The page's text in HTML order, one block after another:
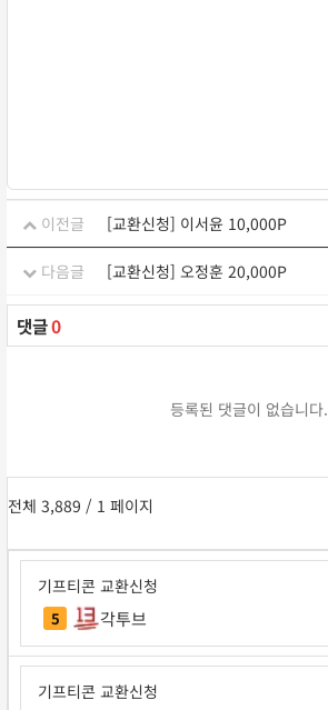
이전글 [교환신청] 이서윤 10,000P
다음글 [교환신청] 오정훈 20,000P
댓글0
등록된 댓글이 없습니다.
전체 3,889 / 1 페이지
기프티콘 교환신청
5 각투브
기프티콘 교환신청